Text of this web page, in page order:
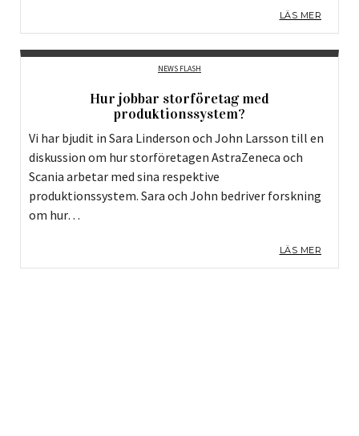
LÄS MER
NEWS FLASH
Hur jobbar storföretag med
produktionssystem?
Vi har bjudit in Sara Linderson och John Larsson till en
diskussion om hur storföretagen AstraZeneca och
Scania arbetar med sina respektive
produktionssystem. Sara och John bedriver forskning
om hur…
LÄS MER